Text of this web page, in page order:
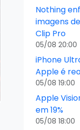
Nothing
imagens
Clip Pro
05/08 20:00
iPhone
Apple é
05/08 19:00
Apple
em 19%
05/08 18:00